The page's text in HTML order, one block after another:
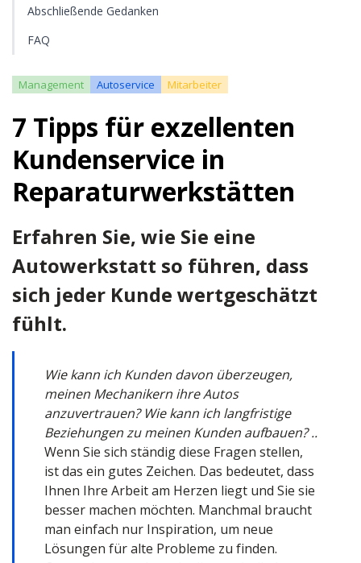
Abschließende Gedanken
FAQ
Management Autoservice Mitarbeiter
7 Tipps für exzellenten
Kundenservice in
Reparaturwerkstätten
Erfahren Sie, wie Sie eine
Autowerkstatt so führen, dass
sich jeder Kunde wertgeschätzt
fühlt.
Wie kann ich Kunden davon überzeugen,
meinen Mechanikern ihre Autos
anzuvertrauen? Wie kann ich langfristige
Beziehungen zu meinen Kunden aufbauen? ..
Wenn Sie sich ständig diese Fragen stellen,
ist das ein gutes Zeichen. Das bedeutet, dass
Ihnen Ihre Arbeit am Herzen liegt und Sie sie
besser machen möchten. Manchmal braucht
man einfach nur Inspiration, um neue
Lösungen für alte Probleme zu finden.